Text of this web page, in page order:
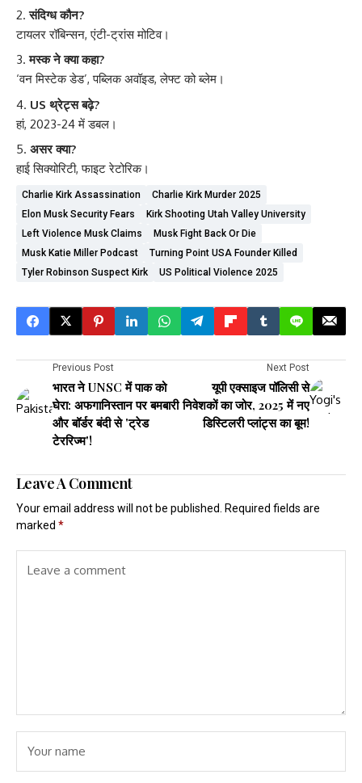
संदिग्ध कौन?
टायलर रॉबिन्सन, एंटी-ट्रांस मोटिव।
मस्क ने क्या कहा?
‘वन मिस्टेक डेड’, पब्लिक अवॉइड, लेफ्ट को ब्लेम।
US थ्रेट्स बढ़े?
हां, 2023-24 में डबल।
असर क्या?
हाई सिक्योरिटी, फाइट रेटोरिक।
Charlie Kirk Assassination
Charlie Kirk Murder 2025
Elon Musk Security Fears
Kirk Shooting Utah Valley University
Left Violence Musk Claims
Musk Fight Back Or Die
Musk Katie Miller Podcast
Turning Point USA Founder Killed
Tyler Robinson Suspect Kirk
US Political Violence 2025
Previous Post
भारत ने UNSC में पाक को
घेरा: अफगानिस्तान पर बमबारी
और बॉर्डर बंदी से 'ट्रेड
टेररिज्म'!
Next Post
यूपी एक्साइज पॉलिसी से
निवेशकों का जोर, 2025 में नए
डिस्टिलरी प्लांट्स का बूम!
Leave A Comment
Your email address will not be published. Required fields are
marked *